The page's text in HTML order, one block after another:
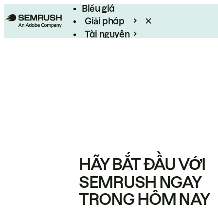
Biểu giá
Giải pháp
Tài nguyên
HÃY BẮT ĐẦU VỚI
SEMRUSH NGAY
TRONG HÔM NAY